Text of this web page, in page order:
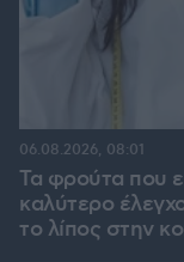
Τα φρούτα που
καλύτερο
το λίπος στην
06.08.2026, 08:01